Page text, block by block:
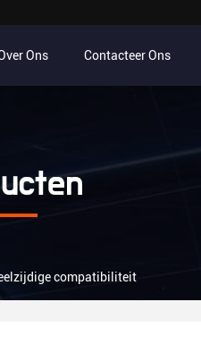
Ons Contacteer Ons
compatibiliteit